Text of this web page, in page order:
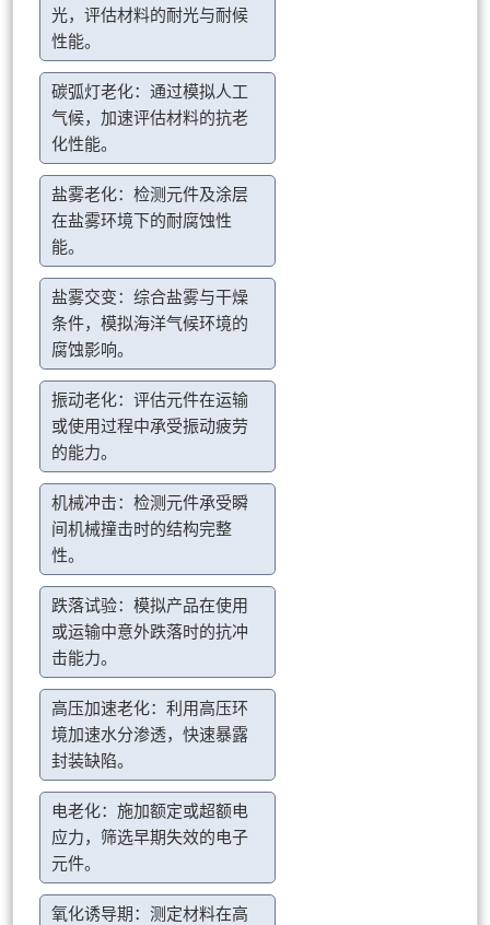
光，评估材料的耐光与耐候
性能。
碳弧灯老化：通过模拟人工
气候，加速评估材料的抗老
化性能。
盐雾老化：检测元件及涂层
在盐雾环境下的耐腐蚀性
能。
盐雾交变：综合盐雾与干燥
条件，模拟海洋气候环境的
腐蚀影响。
振动老化：评估元件在运输
或使用过程中承受振动疲劳
的能力。
机械冲击：检测元件承受瞬
间机械撞击时的结构完整
性。
跌落试验：模拟产品在使用
或运输中意外跌落时的抗冲
击能力。
高压加速老化：利用高压环
境加速水分渗透，快速暴露
封装缺陷。
电老化：施加额定或超额电
应力，筛选早期失效的电子
元件。
氧化诱导期：测定材料在高